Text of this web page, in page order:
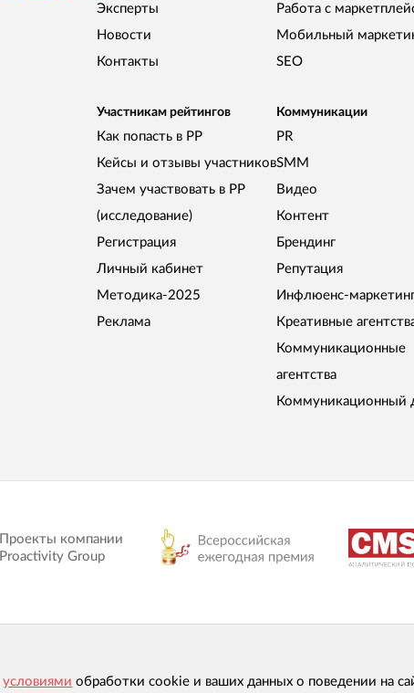
Эксперты
Новости
Контакты
Участникам рейтингов
Как попасть в РР
Кейсы и отзывы участников
Зачем участвовать в РР
(исследование)
Регистрация
Личный кабинет
Методика-2025
Реклама
Работа с
Мобильный
SEO
Коммуникации
PR
SMM
Видео
Контент
Брендинг
Репутация
Инфлюенс-
Креативные
Коммуникационные
агентства
Коммуникационный
Проекты компании
Proactivity Group
условиями обработки cookie и ваших данных о поведении на